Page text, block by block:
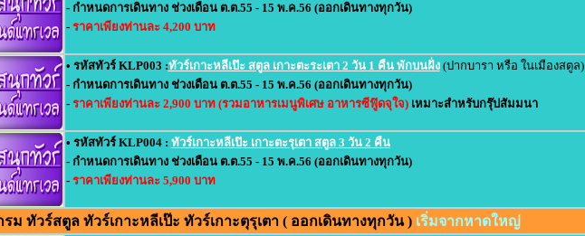
- กำหนดการเดินทาง ช่วงเดือน ต.ต.55 - 15 พ.ค.56 (ออกเดินทางทุกวัน)
- ราคาเพียงท่านละ 4,200 บาท
• รหัสทัวร์ KLP003 :ทัวร์เกาะหลีเป๊ะ สตูล เกาะตะระเตา 2 วัน 1 คืน พักบนฝั่ง (ปากบารา หรือ ในเมืองสตูล)
- กำหนดการเดินทาง ช่วงเดือน ต.ต.55 - 15 พ.ค.56 (ออกเดินทางทุกวัน)
- ราคาเพียงท่านละ 2,900 บาท (รวมอาหารเมนูพิเศษ อาหารซีฟู๊ดจุใจ)เหมาะสำหรับกรุ๊ปสัมมนา
• รหัสทัวร์ KLP004 : ทัวร์เกาะหลีเป๊ะ เกาะตะรุเตา สตูล 3 วัน 2 คืน
- กำหนดการเดินทาง ช่วงเดือน ต.ต.55 - 15 พ.ค.56 (ออกเดินทางทุกวัน)
- ราคาเพียงท่านละ 5,900 บาท
รม ทัวร์สตูล ทัวร์เกาะหลีเป๊ะ ทัวร์เกาะตุรุเตา ( ออกเดินทางทุกวัน ) เริ่มจากหาดใหญ่